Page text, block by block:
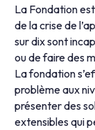
La Fondation
de la crise de
sur dix sont
ou de faire des
La fondation
problème aux
présenter des
extensibles qui